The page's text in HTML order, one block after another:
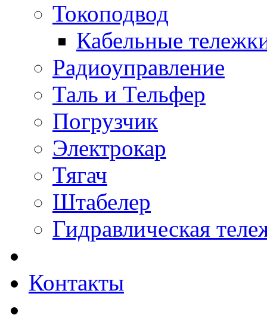
Токоподвод
Кабельные
Радиоуправление
Таль и Тельфер
Погрузчик
Электрокар
Тягач
Штабелер
Гидравлическая
Контакты